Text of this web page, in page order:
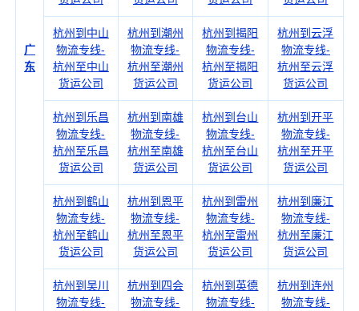
广
东
杭州到中山
物流专线-
杭州至中山
货运公司
杭州到潮州
物流专线-
杭州至潮州
货运公司
杭州到揭阳
物流专线-
杭州至揭阳
货运公司
杭州到云浮
物流专线-
杭州至云浮
货运公司
杭州到乐昌
物流专线-
杭州至乐昌
货运公司
杭州到南雄
物流专线-
杭州至南雄
货运公司
杭州到台山
物流专线-
杭州至台山
货运公司
杭州到开平
物流专线-
杭州至开平
货运公司
杭州到鹤山
物流专线-
杭州至鹤山
货运公司
杭州到恩平
物流专线-
杭州至恩平
货运公司
杭州到雷州
物流专线-
杭州至雷州
货运公司
杭州到廉江
物流专线-
杭州至廉江
货运公司
杭州到吴川
物流专线-
杭州到四会
物流专线-
杭州到英德
物流专线-
杭州到连州
物流专线-